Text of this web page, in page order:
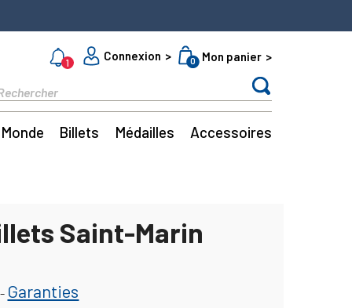
1
Connexion 0 Mon panier
Monde Billets Médailles Accessoires
Saint-Marin
Garanties